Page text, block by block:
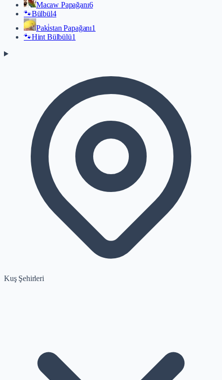
Macaw Papağanı6
🐾Bülbül4
Paki̇stan Papağanı1
🐾Hint Bülbülü1
Kuş Şehirleri